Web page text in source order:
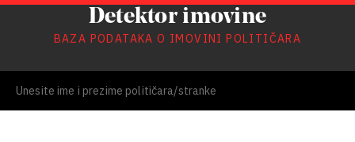
Detektor imovine
BAZA PODATAKA O IMOVINI POLITIČARA